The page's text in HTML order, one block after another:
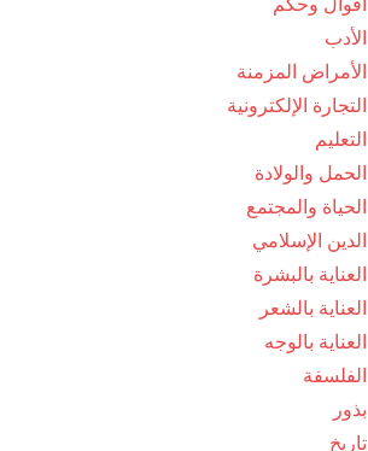
الأدب
الأمراض المزمنة
التجارة الإلكترونية
التعليم
الحمل والولادة
الحياة والمجتمع
الدين الإسلامي
العناية بالبشرة
العناية بالشعر
العناية بالوجه
الفلسفة
بذور
تاريخ